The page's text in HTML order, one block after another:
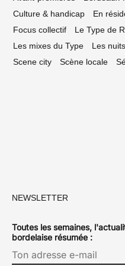
Culture & handicap
En
Focus collectif
Le Type de
Les mixes du Type
Les
Scene city
Scène locale
NEWSLETTER
Toutes les semaines,
bordelaise résumée :